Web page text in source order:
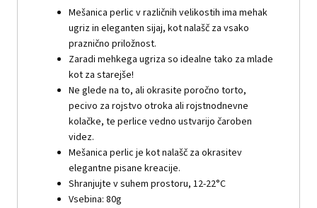
Mešanica perlic v različnih velikostih ima mehak
ugriz in eleganten sijaj, kot nalašč za vsako
praznično priložnost.
Zaradi mehkega ugriza so idealne tako za mlade
kot za starejše!
Ne glede na to, ali okrasite poročno torto,
pecivo za rojstvo otroka ali rojstnodnevne
kolačke, te perlice vedno ustvarijo čaroben
videz.
Mešanica perlic je kot nalašč za okrasitev
elegantne pisane kreacije.
Shranjujte v suhem prostoru, 12-22°C
Vsebina: 80g